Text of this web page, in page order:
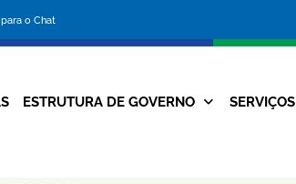
para o Chat
da
Prefeitura
Navegação
ESTRUTURA DE GOVERNO SERVIÇOS